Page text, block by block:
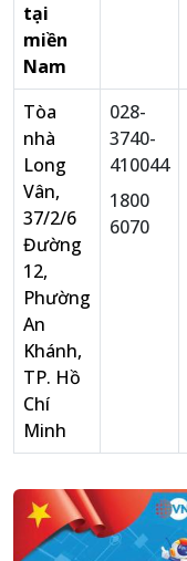
tại
miền
Nam
Tòa
nhà
Long
Vân,
37/2/6
Đường
12,
Phường
An
Khánh,
TP. Hồ
Chí
Minh
028-
3740-
410044
1800
6070